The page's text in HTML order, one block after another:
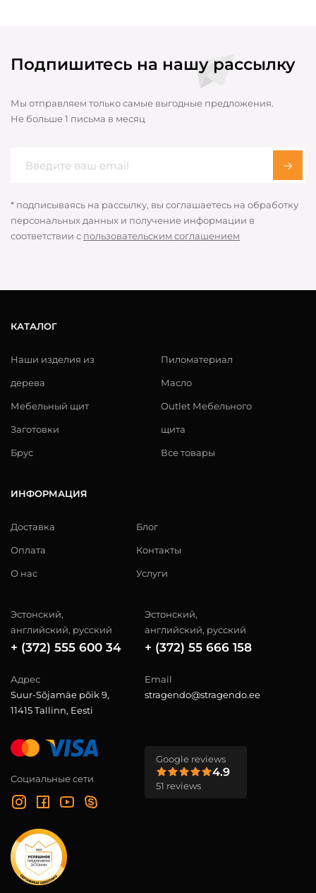
Подпишитесь на нашу рассылку
Мы отправляем только самые выгодные предложения.
Не больше 1 письма в месяц
* подписываясь на рассылку, вы соглашаетесь на обработку
персональных данных и получение информации в
соответствии с пользовательским соглашением
КАТАЛОГ
Наши изделия из
дерева
Мебельный щит
Заготовки
Брус
Пиломатериал
Масло
Outlet Мебельного
щита
Все товары
ИНФОРМАЦИЯ
Доставка
Оплата
О нас
Блог
Контакты
Услуги
Эстонский,
английский, русский
+ (372) 555 600 34
Эстонский,
английский, русский
+ (372) 55 666 158
Адрес
Suur-Sõjamäe põik 9,
11415 Tallinn, Eesti
Email
stragendo@stragendo.ee
Социальные сети
Google reviews
4.9
51 reviews